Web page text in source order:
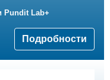
Pundit Lab+
Подробности